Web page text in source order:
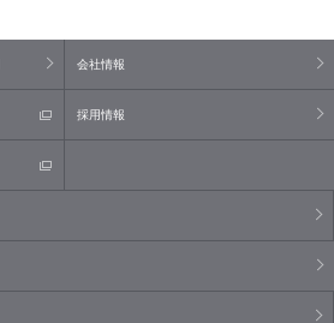
会社情報
採用情報